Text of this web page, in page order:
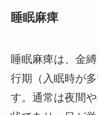
睡眠麻痺
睡眠麻痺は、金
行期（入眠時が
す。通常は夜間